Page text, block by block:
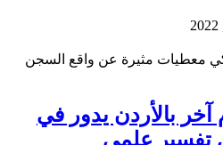
معطيات مثيرة عن واقع السجن
آخر بالأردن يدور في
تفسير علمي